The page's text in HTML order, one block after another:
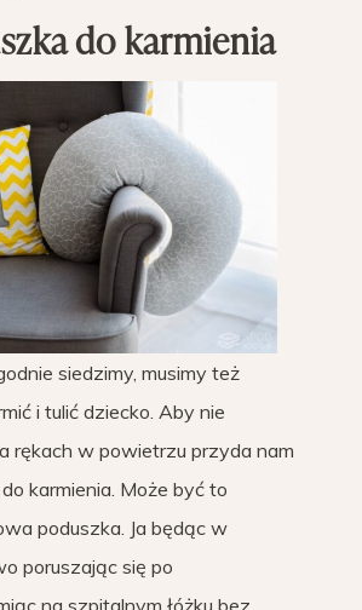
do karmienia
siedzimy, musimy też
i tulić dziecko. Aby nie
rękach w powietrzu przyda nam
karmienia. Może być to
poduszka. Ja będąc w
poruszając się po
na szpitalnym łóżku bez